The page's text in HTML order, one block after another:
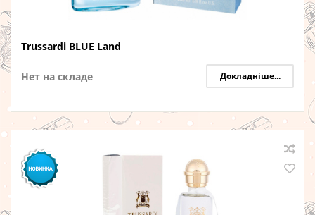
Trussardi BLUE Land
Нет на складе Докладніше...